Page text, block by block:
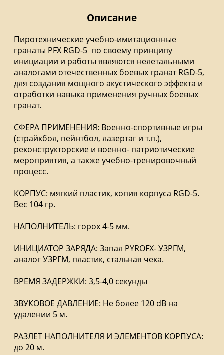
Описание
Пиротехнические учебно-имитационные
гранаты PFX RGD-5 по своему принципу
инициации и работы являются нелетальными
аналогами отечественных боевых гранат RGD-5,
для создания мощного акустического эффекта и
отработки навыка применения ручных боевых
гранат.
СФЕРА ПРИМЕНЕНИЯ: Военно-спортивные игры
(страйкбол, пейнтбол, лазертаг и т.п.),
реконструкторские и военно- патриотические
мероприятия, а также учебно-тренировочный
процесс.
КОРПУС: мягкий пластик, копия корпуса RGD-5.
Вес 104 гр.
НАПОЛНИТЕЛЬ: горох 4-5 мм.
ИНИЦИАТОР ЗАРЯДА: Запал PYROFX- УЗРГМ,
аналог УЗРГМ, пластик, стальная чека.
ВРЕМЯ ЗАДЕРЖКИ: 3,5-4,0 секунды
ЗВУКОВОЕ ДАВЛЕНИЕ: Не более 120 dB на
удалении 5 м.
РАЗЛЕТ НАПОЛНИТЕЛЯ И ЭЛЕМЕНТОВ КОРПУСА:
до 20 м.